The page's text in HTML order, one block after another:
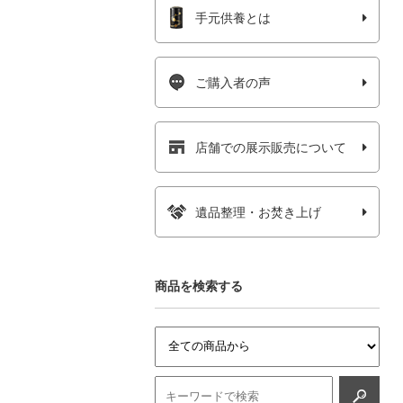
手元供養とは
ご購入者の声
店舗での展示販売について
遺品整理・お焚き上げ
商品を検索する